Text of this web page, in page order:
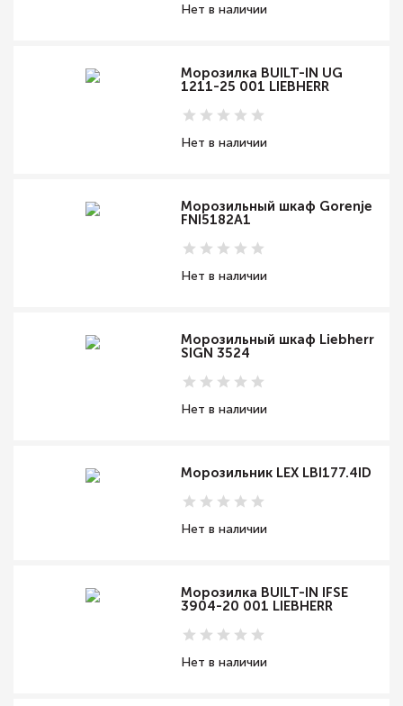
Нет в наличии
Морозилка BUILT-IN UG
1211-25 001 LIEBHERR
Нет в наличии
Морозильный шкаф Gorenje
FNI5182A1
Нет в наличии
Морозильный шкаф Liebherr
SIGN 3524
Нет в наличии
Морозильник LEX LBI177.4ID
Нет в наличии
Морозилка BUILT-IN IFSE
3904-20 001 LIEBHERR
Нет в наличии